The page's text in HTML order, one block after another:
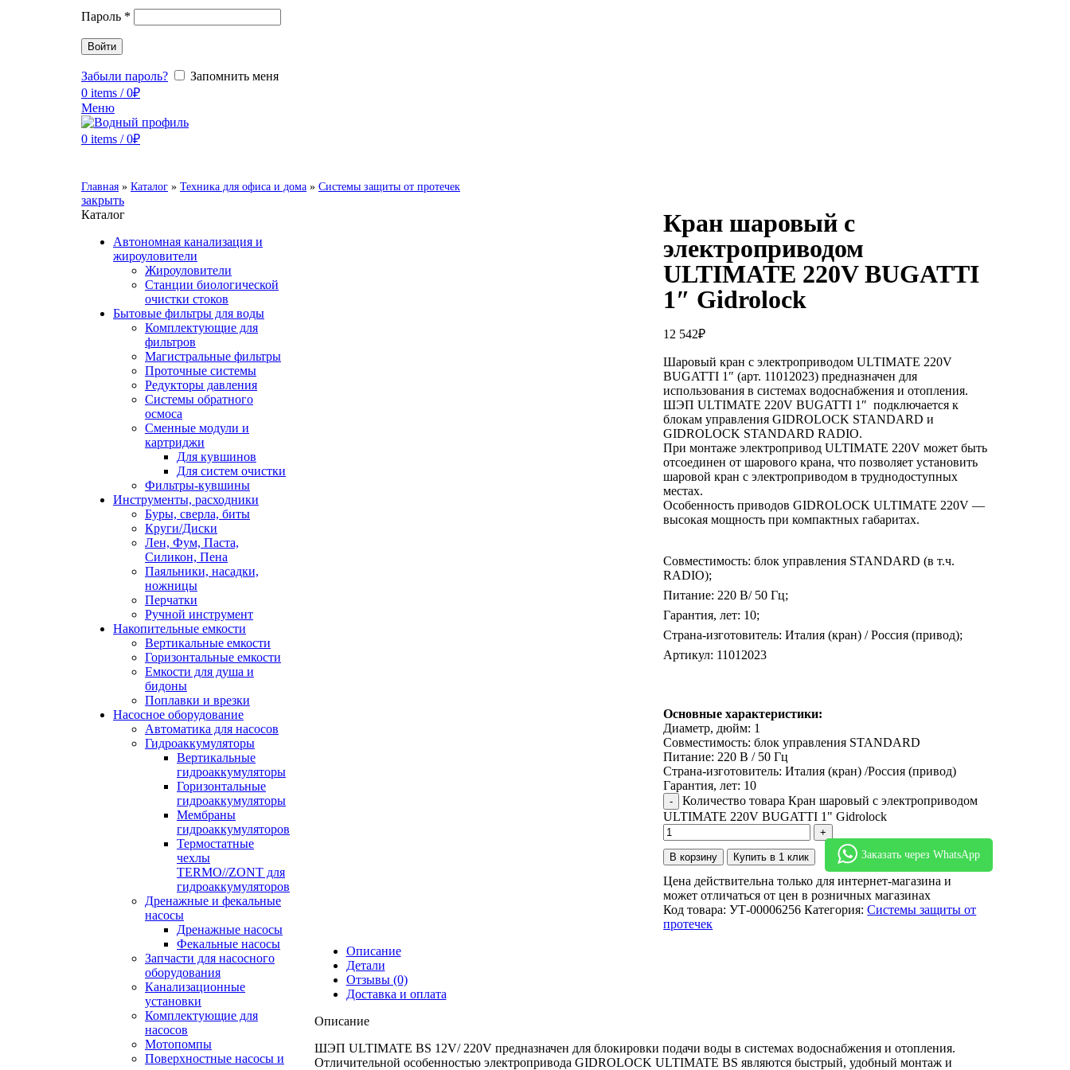
Пароль *
Войти
Забыли пароль?
Запомнить меня
0 items / 0₽
Меню
0 items / 0₽
Главная » Каталог » Техника для офиса и дома » Системы защиты от протечек
Кран шаровый с
электроприводом
ULTIMATE 220V BUGATTI
1″ Gidrolock
12 542₽
Шаровый кран с электроприводом ULTIMATE 220V
BUGATTI 1″ (арт. 11012023) предназначен для
использования в системах водоснабжения и отопления.
ШЭП ULTIMATE 220V BUGATTI 1″ подключается к
блокам управления GIDROLOCK STANDARD и
GIDROLOCK STANDARD RADIO.
При монтаже электропривод ULTIMATE 220V может быть
отсоединен от шарового крана, что позволяет установить
шаровой кран с электроприводом в труднодоступных
местах.
Особенность приводов GIDROLOCK ULTIMATE 220V —
высокая мощность при компактных габаритах.
Совместимость: блок управления STANDARD (в т.ч.
RADIO);
Питание: 220 В/ 50 Гц;
Гарантия, лет: 10;
Страна-изготовитель: Италия (кран) / Россия (привод);
Артикул: 11012023
Основные характеристики:
Диаметр, дюйм: 1
Совместимость: блок управления STANDARD
Питание: 220 В / 50 Гц
Страна-изготовитель: Италия (кран) /Россия (привод)
Гарантия, лет: 10
Количество товара Кран шаровый с электроприводом
ULTIMATE 220V BUGATTI 1" Gidrolock
В корзину Купить в 1 клик Заказать через WhatsApp
Цена действительна только для интернет-магазина и
может отличаться от цен в розничных магазинах
Код товара:УТ-00006256Категория: Системы защиты от
протечек
Описание
Детали
Отзывы (0)
Доставка и оплата
Описание
ШЭП ULTIMATE BS 12V/ 220V предназначен для блокировки подачи воды в системах водоснабжения и отопления.
Отличительной особенностью электропривода GIDROLOCK ULTIMATE BS являются быстрый, удобный монтаж и
закрыть
Каталог
Автономная канализация и
жироуловители
Жироуловители
Станции биологической
очистки стоков
Бытовые фильтры для воды
Комплектующие для
фильтров
Магистральные фильтры
Проточные системы
Редукторы давления
Системы обратного
осмоса
Сменные модули и
картриджи
Для кувшинов
Для систем очистки
Фильтры-кувшины
Инструменты, расходники
Буры, сверла, биты
Круги/Диски
Лен, Фум, Паста,
Силикон, Пена
Паяльники, насадки,
ножницы
Перчатки
Ручной инструмент
Накопительные емкости
Вертикальные емкости
Горизонтальные емкости
Емкости для душа и
бидоны
Поплавки и врезки
Насосное оборудование
Автоматика для насосов
Гидроаккумуляторы
Вертикальные
гидроаккумуляторы
Горизонтальные
гидроаккумуляторы
Мембраны
гидроаккумуляторов
Термостатные
чехлы
TERMO//ZONT для
гидроаккумуляторов
Дренажные и фекальные
насосы
Дренажные насосы
Фекальные насосы
Запчасти для насосного
оборудования
Канализационные
установки
Комплектующие для
насосов
Мотопомпы
Поверхностные насосы и